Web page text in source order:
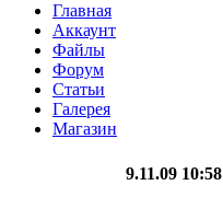
Главная
Аккаунт
Файлы
Форум
Статьи
Галерея
Магазин
9.11.09 10:58